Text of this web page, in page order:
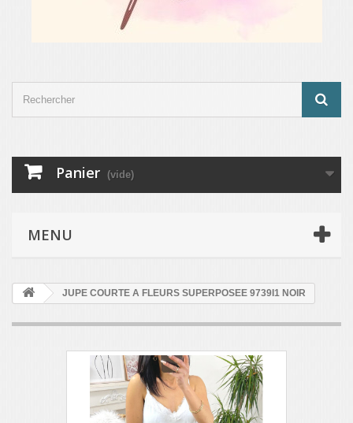
Panier (vide)
MENU
JUPE COURTE A FLEURS SUPERPOSEE 9739I1 NOIR